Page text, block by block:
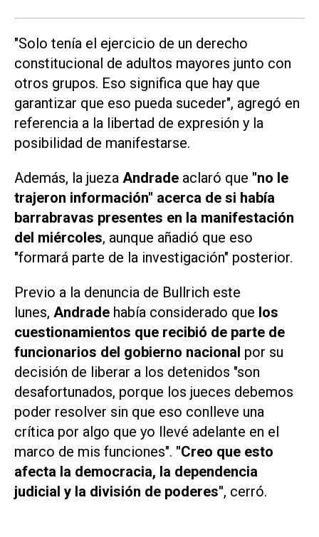
"Solo tenía el ejercicio de un derecho
constitucional de adultos mayores junto con
otros grupos. Eso significa que hay que
garantizar que eso pueda suceder", agregó en
referencia a la libertad de expresión y la
posibilidad de manifestarse.
Además, la jueza Andrade aclaró que "no le
trajeron información" acerca de si había
barrabravas presentes en la manifestación
del miércoles, aunque añadió que eso
"formará parte de la investigación" posterior.
Previo a la denuncia de Bullrich este
lunes, Andrade había considerado que los
cuestionamientos que recibió de parte de
funcionarios del gobierno nacional por su
decisión de liberar a los detenidos "son
desafortunados, porque los jueces debemos
poder resolver sin que eso conlleve una
crítica por algo que yo llevé adelante en el
marco de mis funciones". "Creo que esto
afecta la democracia, la dependencia
judicial y la división de poderes", cerró.